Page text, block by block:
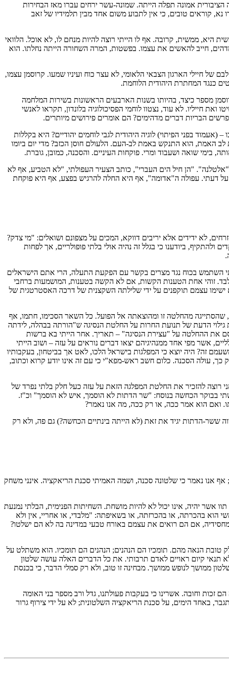
אמונה תפלה הייתה. שמונה-עשר ירחים עברו מאז הבחירות
קוראים טובים, כי אין לתבוע משום אחד מבין תלמידיו של זאב
היא, ממשית, קרובה. אף לו הייתי רוצה להיות מנחם לו, לא אוכל. הלוואי
חייב להאשים את עצמו. בפשטות, המרה השחורה הייתה נחלתו. הוא
של חיילי הארגון הצבאי הלאומי, לא עצר כוח ועיניו שמעו. קרוסמן עצמו,
כנגד המחתרת היהודית הלוחמת.
מספר כיצד, בהיותו בשנות הארבעים הראשונות בשירות המלחמה
חייליו. לא עוד, נצטוו לוחמי הפסיכולוגיה בלונדון, תקראו לאנשי
הבריות דברים מדהימים? הם אומרים פירושים מיותרים.
בפני הפיתוי) לוגיה היהודית לגבי לוחמים יהודיים? היא בקללות
לב האמת, הוא התנקש באמת לב-העם. הלעולם חוסן הכזב? מדי יום ביומו
בימי שואה ושעבוד ומרי. פוקחות העיניים. והסכנה, כמובן, גוברת.
"הן חיל הים העברי", כותב הצעיר העפולתי, "לא הטביע, אף לא
דעתי. עפולה ה"אדומה", אף היא החלה להרגיש בפצע, אף היא פוקחת
לא ידידים אלא יריבים דווקא, המכים על מצפונם ושואלים: "מי צדק?
ביודענו כי בגלל זה נהיה אולי בלתי פופולריים, אך לפחות
השתמש בכוח נגד מצרים בקשר עם הפקעת התעלה, הרי אתם הישראלים
זוהי אחת הטענות הקשות, אם לא הקשה בטענות, המושמעות ברחבי
ישימו עצמם תוקפנים על ידי שלילתה השקצנית של דרכה האסטרטגית של
שהסתייגה מהחלטה זו ומהוצאתה אל הפועל. כל השאר הסכימו, חתמו, אף
גילוי הדעת של תנועת החרות על החלטת הנסיגה ש"הורתה בבהלה, לידתה
אחר כך הייתי הולך אצל אחדות-העבודה והייתי מפרסם את ההחלטה על "עצירת הנסיגה" – תאריך. אחר הייתי בא ברשות
אשר מפי אחד ממנהיגיהם יצאו דברים נוראים על עזה – ושוב הייתי
זה? היה יוצא כי המפלגות בישראל הלכו, לאט אך בביטחון, בעקבותיו
עולה הסכנה. כלום חשב ראש-מפא"י כי עם זה אינו יודע קרוא וכתוב,
רוצה להזכיר את החלטת המפלגה הזאת על עזה כעל חלק בלתי נפרד של
בבוקר הכחשה בנוסח: "שר הדתות לא הוסמך, איש לא הוסמך" וכ"ז.
ואם הוא אמר ככה, או רק ככה, מה אנו נאמר?
ששר-הדתות יגיד את זאת (לא הייתה בינתיים הכחשה?) גם פה, ולא רק
אנו נאמר כי שלטונה סכנה, ושמה האמיתי סכנת הריאקציה. אינני משחק
אשר יהיה, אינו יכול לא להיות מושחת. השחיתות הפנימית, הבלתי נמנעת
בהכרתה, או בהכרזתה, או בשאיפתה: "מלבדי, או אחריי, אין ולא
אם הם רואים את עצמם באורח טבעי במדינה בה לא הם ישלטו?
טובת הנאה מהם. תומכיו הם הנהנים; הנהנים הם תומכיו. הוא משתלט על
תנאי קיום ראויים לאדם תרבותי. את כל הדברים האלה עושה שלטון
ממושך לנופש ממושך. מבחינה זו טוב, ולא רק סמלי הדבר, כי בכנסת
זכות וחובה. אשרינו כי בעקבות פעולתנו, גדל ורב מספר בני האומה
באחד הימים, על סכנת הריאקציה השלטונית; לא על ידי צירוף גרור